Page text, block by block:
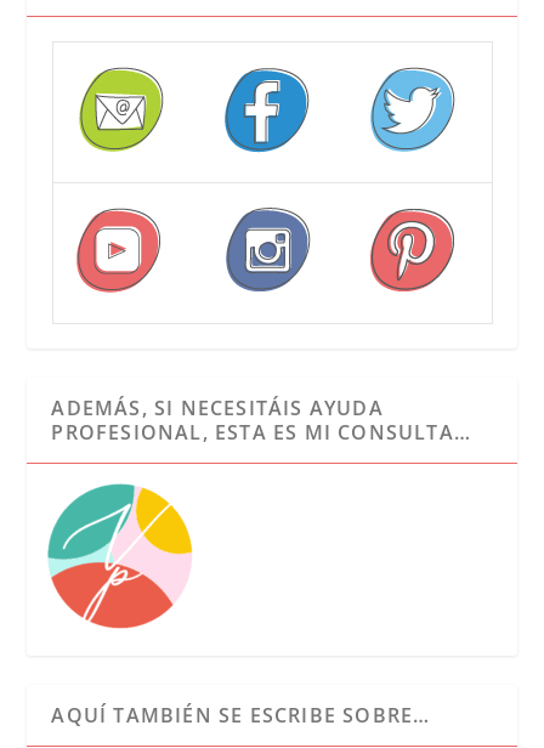
ADEMÁS, SI NECESITÁIS AYUDA
PROFESIONAL, ESTA ES MI CONSULTA…
AQUÍ TAMBIÉN SE ESCRIBE SOBRE…